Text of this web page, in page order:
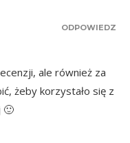
ale również za
żeby korzystało się z
🙂
ODPOWIEDZ